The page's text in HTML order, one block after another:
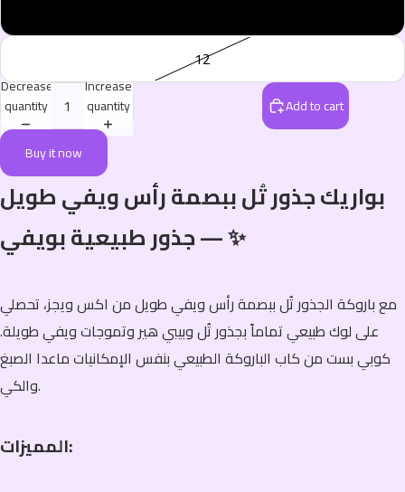
12
Decrease
quantity
Increase
quantity
Add to cart
Buy it now
بواريك جذور تُل ببصمة رأس ويفي طويل
— جذور طبيعية بويفي ✨
مع باروكة الجذور تُل ببصمة رأس ويفي طويل من اكس ويجز، تحصلي
على لوك طبيعي تماماً بجذور تُل وبيبي هير وتموجات ويفي طويلة.
كوبي بست من كاب الباروكة الطبيعي بنفس الإمكانيات ماعدا الصبغ
والكي.
المميزات: